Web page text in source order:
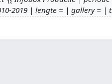
2019 | lengte = | gallery = |